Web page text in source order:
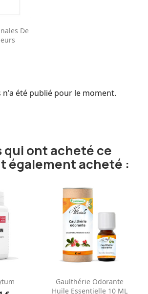
De
n'a été publié pour le moment.
qui ont acheté ce
également acheté :
Gaulthérie Odorante
Huile Essentielle 10 ML